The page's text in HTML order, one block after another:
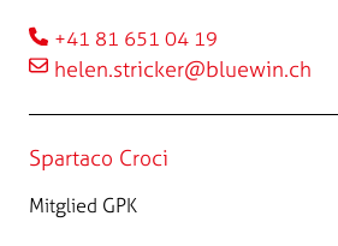
+41 81 651 04 19
helen.stricker@bluewin.ch
Spartaco Croci
Mitglied GPK